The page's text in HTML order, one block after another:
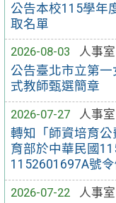
公告本校115學年
取名單
2026-08-03
人事室
公告臺北市立第
式教師甄選簡章
2026-07-27
人事室
轉知「師資培育
育部於中華民國
1152601697A號
2026-07-22
人事室